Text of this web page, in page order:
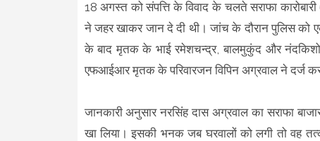
18 अगस्त को संपत्ति के विवाद के चलते सराफा कारोबारी
ने जहर खाकर जान दे दी थी। जांच के दौरान पुलिस
के बाद मृतक के भाई रमेशचन्द्र, बालमुकुंद और
एफआईआर मृतक के परिवारजन विपिन अग्रवाल ने दर्ज
जानकारी अनुसार नरसिंह दास अग्रवाल का सराफा
खा लिया। इसकी भनक जब घरवालों को लगी तो वह